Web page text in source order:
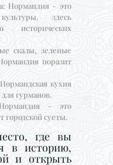
Нормандия – это
здесь
исторических
скалы, зеленые
поразит
кухня
для гурманов.
– это
городской суеты.
где вы
в историю,
и открыть